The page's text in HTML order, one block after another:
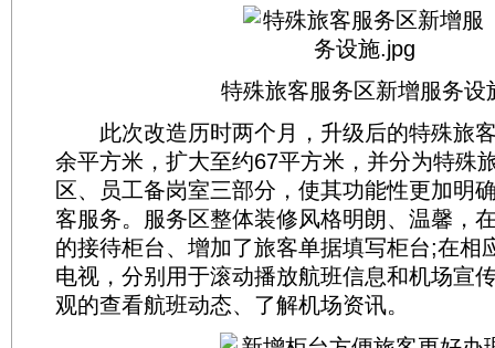
特殊旅客服务区新增服务设
此次改造历时两个月，升级后的特殊旅
余平方米，扩大至约67平方米，并分为特殊
区、员工备岗室三部分，使其功能性更加明
客服务。服务区整体装修风格明朗、温馨，
的接待柜台、增加了旅客单据填写柜台;在相
电视，分别用于滚动播放航班信息和机场宣
观的查看航班动态、了解机场资讯。